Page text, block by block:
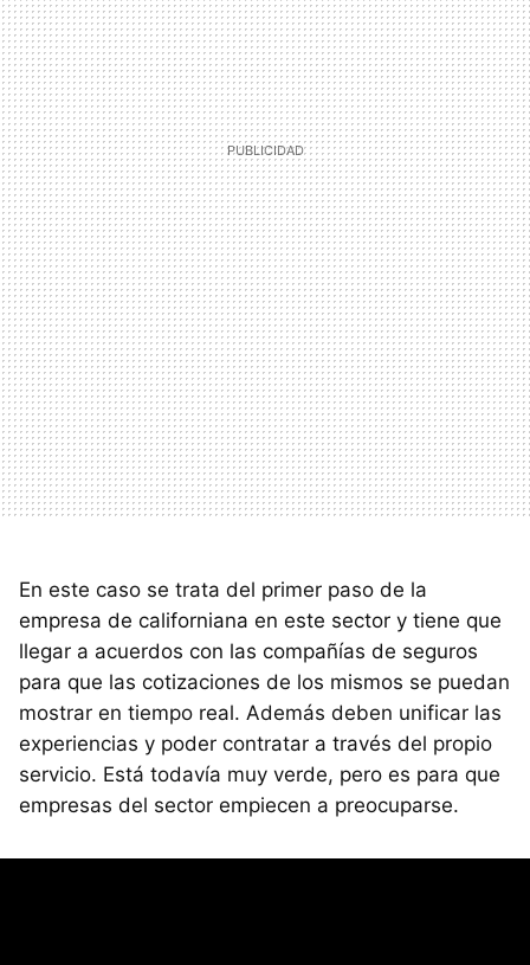
En este caso se trata del primer paso de la
empresa de californiana en este sector y tiene que
llegar a acuerdos con las compañías de seguros
para que las cotizaciones de los mismos se puedan
mostrar en tiempo real. Además deben unificar las
experiencias y poder contratar a través del propio
servicio. Está todavía muy verde, pero es para que
empresas del sector empiecen a preocuparse.